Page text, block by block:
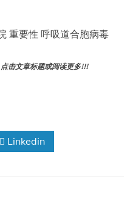
重要性 呼吸道合胞病毒
击文章标题或阅读更多!!!
Linkedin